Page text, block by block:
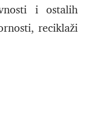
i ostalih
reciklaži